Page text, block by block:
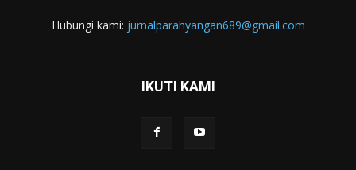
Hubungi kami: jurnalparahyangan689@gmail.com
IKUTI KAMI